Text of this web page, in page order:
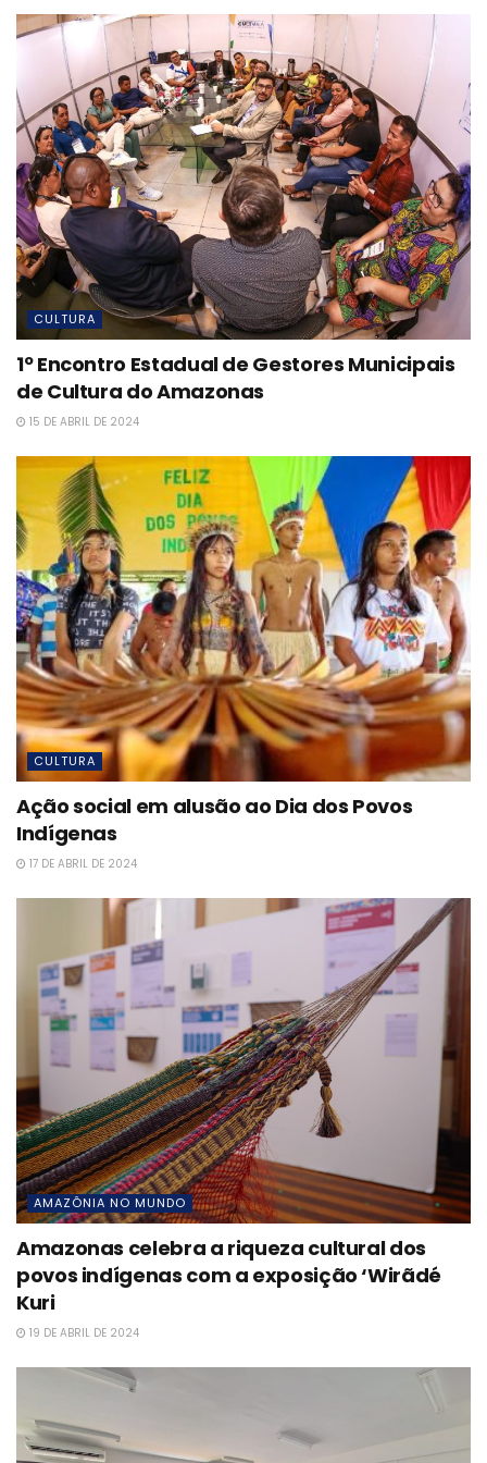
CULTURA
1º Encontro Estadual de Gestores Municipais
de Cultura do Amazonas
15 DE ABRIL DE 2024
CULTURA
Ação social em alusão ao Dia dos Povos
Indígenas
17 DE ABRIL DE 2024
AMAZÔNIA NO MUNDO
Amazonas celebra a riqueza cultural dos
povos indígenas com a exposição ‘Wirãdé
Kuri
19 DE ABRIL DE 2024